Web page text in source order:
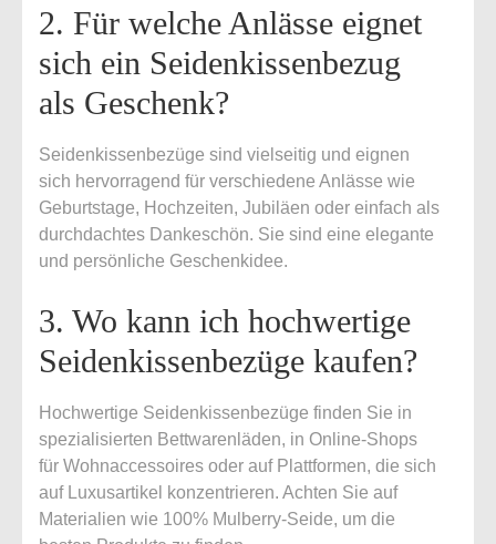
2. Für welche Anlässe eignet
sich ein Seidenkissenbezug
als Geschenk?
Seidenkissenbezüge sind vielseitig und eignen
sich hervorragend für verschiedene Anlässe wie
Geburtstage, Hochzeiten, Jubiläen oder einfach als
durchdachtes Dankeschön. Sie sind eine elegante
und persönliche Geschenkidee.
3. Wo kann ich hochwertige
Seidenkissenbezüge kaufen?
Hochwertige Seidenkissenbezüge finden Sie in
spezialisierten Bettwarenläden, in Online-Shops
für Wohnaccessoires oder auf Plattformen, die sich
auf Luxusartikel konzentrieren. Achten Sie auf
Materialien wie 100% Mulberry-Seide, um die